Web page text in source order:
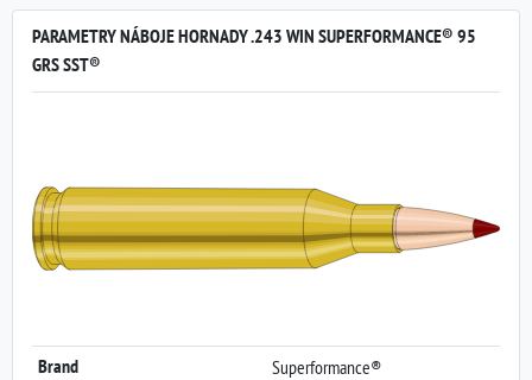
PARAMETRY NÁBOJE HORNADY .243 WIN SUPERFORMANCE® 95
GRS SST®
Brand Superformance®